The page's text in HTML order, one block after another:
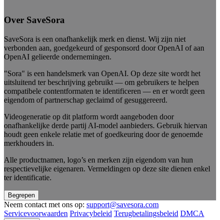
Over SaveSora
SaveSora is een onafhankelijk merk en dienst. Wij zijn niet
verbonden aan, goedgekeurd of gesponsord door OpenAI of aan
OpenAI gelieerde ondernemingen.
"Sora" is een handelsmerk van OpenAI. Op deze site wordt het
uitsluitend ter beschrijving gebruikt — om gebruikers te helpen
compatibele contentformaten te identificeren — en er wordt geen
eigendom of partnerschap geclaimd of gesuggereerd.
Videogeneratie op dit platform wordt aangeboden door
onafhankelijke derde partij AI-model aanbieders. Gebruik hiervan
houdt geen enkele relatie met of goedkeuring door de genoemde
merkhouders in.
Alle productnamen, logo’s en merken zijn eigendom van hun
respectievelijke eigenaren. Vermeldingen op deze site dienen enkel
ter identificatie.
Begrepen
Neem contact met ons op: support@savesora.com
Servicevoorwaarden Privacybeleid Terugbetalingsbeleid DMCA